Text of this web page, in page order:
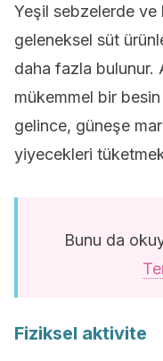
Yeşil sebzelerde ve
geleneksel süt
daha fazla bulunur.
mükemmel bir
gelince, güneşe
yiyecekleri
Bunu da
Fiziksel aktivite